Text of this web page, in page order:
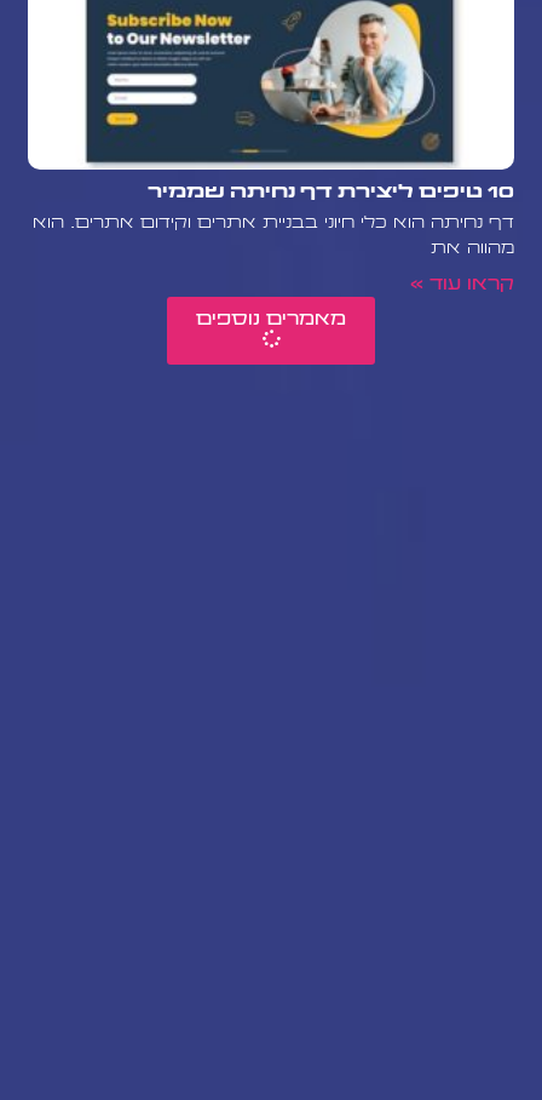
10 טיפים ליצירת דף נחיתה שממיר
דף נחיתה הוא כלי חיוני בבניית אתרים וקידום אתרים. הוא
מהווה את
קראו עוד »
מאמרים נוספים